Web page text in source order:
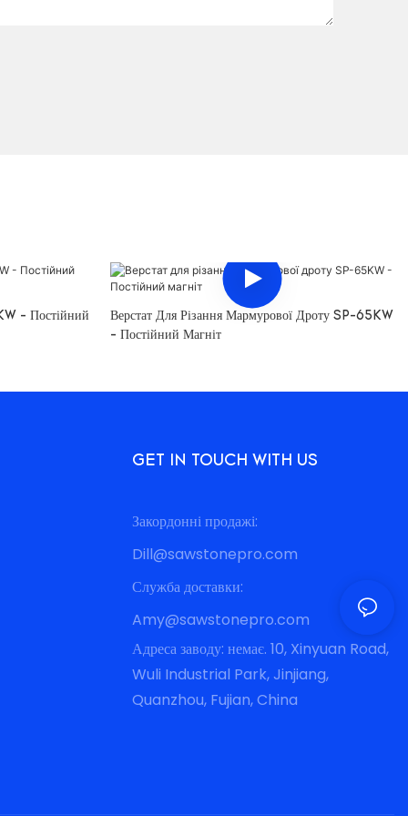
- Постійний
Верстат Для Різання Мармурової Дроту SP-65KW
- Постійний Магніт
GET IN TOUCH WITH US
Закордонні продажі:
Dill@sawstonepro.com
Служба доставки:
Amy@sawstonepro.com
Адреса заводу: немає. 10, Xinyuan Road,
Wuli Industrial Park, Jinjiang,
Quanzhou, Fujian, China